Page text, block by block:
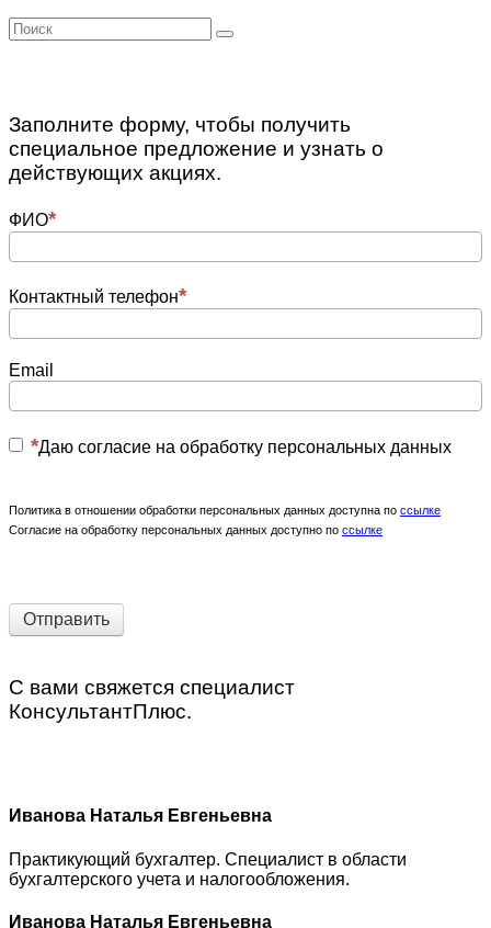
Заполните форму, чтобы получить
специальное предложение и узнать о
действующих акциях.
ФИО
Контактный телефон
Email
Даю согласие на обработку персональных данных
Политика в отношении обработки персональных данных доступна по ссылке
Согласие на обработку персональных данных доступно по ссылке
Отправить
С вами свяжется специалист
КонсультантПлюс.
Иванова Наталья Евгеньевна
Практикующий бухгалтер. Специалист в области
бухгалтерского учета и налогообложения.
Иванова Наталья Евгеньевна